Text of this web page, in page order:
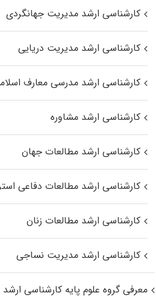
کارشناسی ارشد مدیریت جهانگردی
کارشناسی ارشد مدیریت دریایی
کارشناسی ارشد مدرسی معارف
کارشناسی ارشد مشاوره
کارشناسی ارشد مطالعات جهان
کارشناسی ارشد مطالعات دفاعی
کارشناسی ارشد مطالعات زنان
کارشناسی ارشد مدیریت نساجی
معرفی گروه علوم پایه کارشناسی ارشد